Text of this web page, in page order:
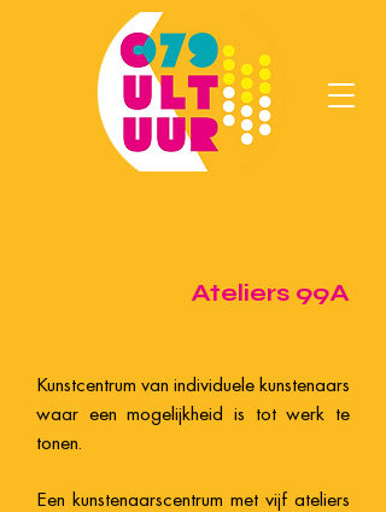
Ateliers 99A
Kunstcentrum van individuele kunstenaars
waar een mogelijkheid is tot werk te
tonen.
Een kunstenaarscentrum met vijf ateliers